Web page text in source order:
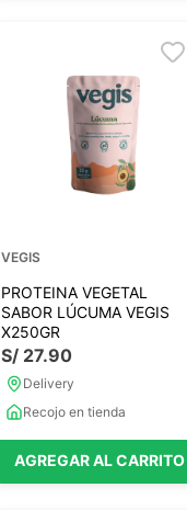
VEGIS
PROTEINA VEGETAL
SABOR LÚCUMA VEGIS
X250GR
S/ 27.90
Delivery
Recojo en tienda
AGREGAR AL CARRITO